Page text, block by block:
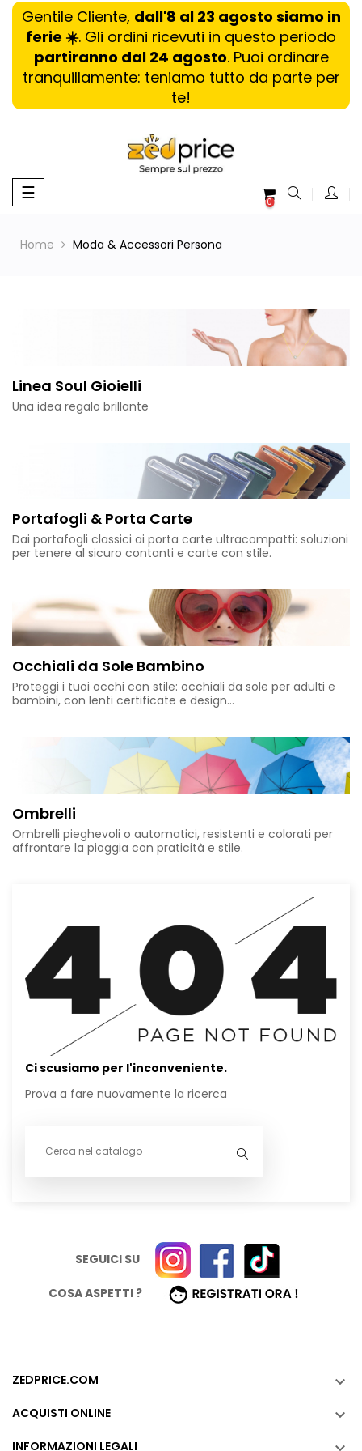
Gentile Cliente, dall'8 al 23 agosto siamo in
ferie ☀️. Gli ordini ricevuti in questo periodo
partiranno dal 24 agosto. Puoi ordinare
tranquillamente: teniamo tutto da parte per
te!
navigazione
Toggle
☰ 0
Home Moda & Accessori Persona
Linea Soul Gioielli
Una idea regalo brillante
Portafogli & Porta Carte
Dai portafogli classici ai porta carte ultracompatti: soluzioni
per tenere al sicuro contanti e carte con stile.
Occhiali da Sole Bambino
Proteggi i tuoi occhi con stile: occhiali da sole per adulti e
bambini, con lenti certificate e design...
Ombrelli
Ombrelli pieghevoli o automatici, resistenti e colorati per
affrontare la pioggia con praticità e stile.
Ci scusiamo per l'inconveniente.
Prova a fare nuovamente la ricerca
SEGUICI SU
COSA ASPETTI ?
ZEDPRICE.COM 
ACQUISTI ONLINE 
INFORMAZIONI LEGALI